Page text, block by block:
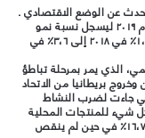
عن الوضع الاقتصادي .
و قد عبر عن تراجع النشاط الاقتصادي في جزر القمر عام ٢٠١٩ ليسجل نسبة نمو
تقدر ب ٢،١٪ مقابل ٣،٨٪ في ٢٠١٨ و زاد التضخم من ١،٧٪ في ٢٠١٨ إلى ٣،٦٪ في
الذي يمر بمرحلة تباطؤ
بريطانيا من الاتحاد
جاءت لضرب النشاط
شيء للمنتجات المحلية
وفيما يتعلق بالتمويل العام هبطت العائدات الداخلية ١٦،٧٪ في حين لم ينقص